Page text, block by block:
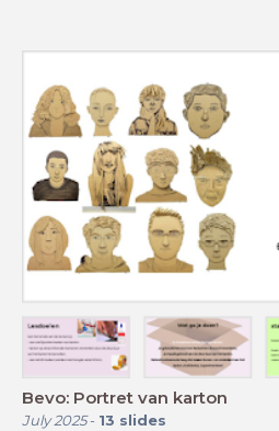
Bevo: Portret van karton
July 2025- 13 slides